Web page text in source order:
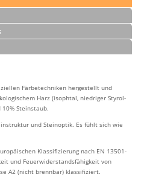
Färbetechniken hergestellt und
Harz (isophtal, niedriger Styrol-
Steinstaub.
und Steinoptik. Es fühlt sich wie
Klassifizierung nach EN 13501-
und Feuerwiderstandsfähigkeit von
A2 (nicht brennbar) klassifiziert.